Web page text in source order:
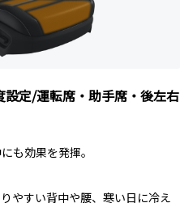
定/運転席・助手席・後左右
も効果を発揮。
やすい背中や腰、寒い日に冷え